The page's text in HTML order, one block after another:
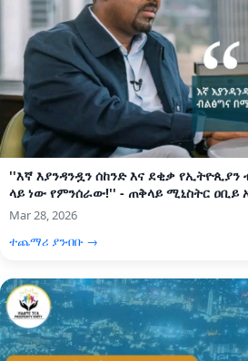
''እኛ እያንዳንዷን ሰከንድ እና ደቂቃ
ላይ ነው የምንሰራው!'' - ጠቅላይ ሚኒስትር ዐቢይ
Mar 28, 2026
ተጨማሪ ያንብቡ →